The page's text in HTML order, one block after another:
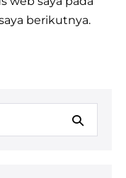
berikutnya.